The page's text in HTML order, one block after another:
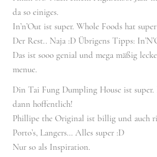
da so einiges.
In’n’Out ist super. Whole Foods hat
Der Rest.. Naja :D Übrigens Tipps:
Das ist sooo genial und mega mäßig
menue.
Din Tai Fung Dumpling House ist super.
dann hoffentlich!
Phillipe the Original ist billig und auch
Porto’s, Langers… Alles super :D
Nur so als Inspiration.